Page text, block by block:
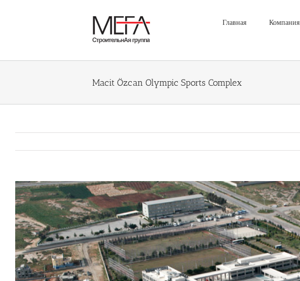
Главная Компания
Macit Özcan Olympic Sports Complex
Büyük
Resmi
Görüntüle